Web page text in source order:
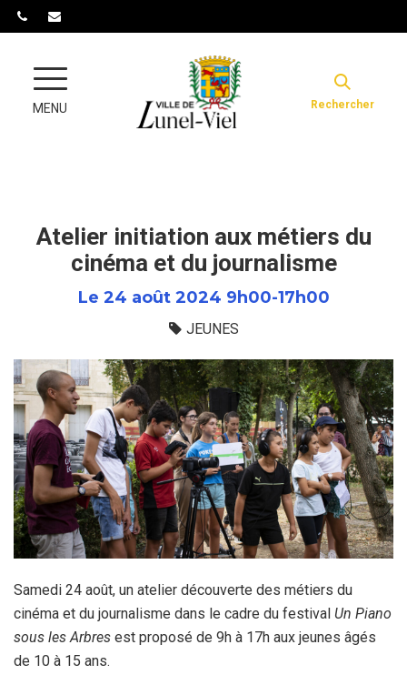
MENU Rechercher
Atelier initiation aux métiers du
cinéma et du journalisme
Le 24 août 2024 9h00-17h00
JEUNES
Samedi 24 août, un atelier découverte des métiers du
cinéma et du journalisme dans le cadre du festival Un Piano
sous les Arbres est proposé de 9h à 17h aux jeunes âgés
de 10 à 15 ans.